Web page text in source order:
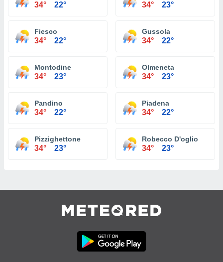
34° 22° 34° 23°
Fiesco
34° 22°
Gussola
34° 22°
Montodine
34° 23°
Olmeneta
34° 23°
Pandino
34° 22°
Piadena
34° 22°
Pizzighettone
34° 23°
Robecco D'oglio
34° 23°